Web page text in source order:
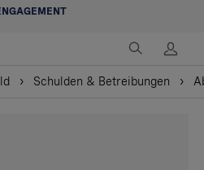
Schulden & Betreibungen